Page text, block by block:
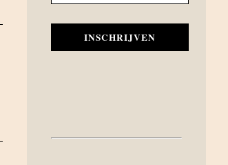
INSCHRIJVEN